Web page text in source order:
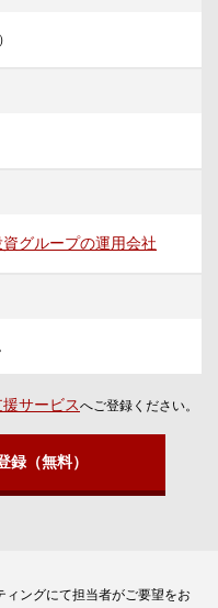
グループの運用会社
サービスへご登録ください。
録（無料）
ングにて担当者がご要望をお